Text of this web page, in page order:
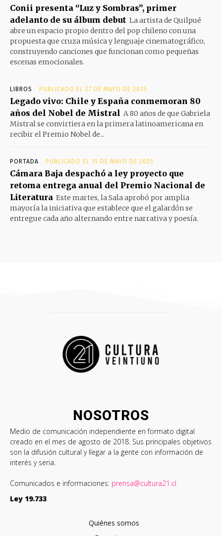
Conii presenta “Luz y Sombras”, primer
adelanto de su álbum debut La artista de Quilpué
abre un espacio propio dentro del pop chileno con una
propuesta que cruza música y lenguaje cinematográfico,
construyendo canciones que funcionan como pequeñas
escenas emocionales.
LIBROS PUBLICADO EL 27 DE MAYO DE 2025
Legado vivo: Chile y España conmemoran 80
años del Nobel de Mistral A 80 años de que Gabriela
Mistral se convirtiera en la primera latinoamericana en
recibir el Premio Nobel de...
PORTADA PUBLICADO EL 15 DE MAYO DE 2025
Cámara Baja despachó a ley proyecto que
retoma entrega anual del Premio Nacional de
Literatura Este martes, la Sala aprobó por amplia
mayoría la iniciativa que establece que el galardón se
entregue cada año alternando entre narrativa y poesía.
NOSOTROS
Medio de comunicación independiente en formato digital
creado en el mes de agosto de 2018. Sus principales objetivos
son la difusión cultural y llegar a la gente con información de
interés y seria.
Comunicados e informaciones: prensa@cultura21.cl
Ley 19.733
Quiénes somos